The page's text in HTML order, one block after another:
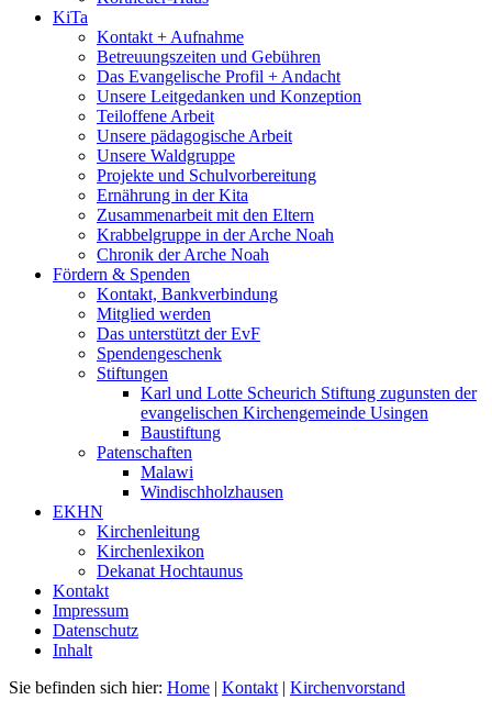
KiTa
Kontakt + Aufnahme
Betreuungszeiten und Gebühren
Das Evangelische Profil + Andacht
Unsere Leitgedanken und Konzeption
Teiloffene Arbeit
Unsere pädagogische Arbeit
Unsere Waldgruppe
Projekte und Schulvorbereitung
Ernährung in der Kita
Zusammenarbeit mit den Eltern
Krabbelgruppe in der Arche Noah
Chronik der Arche Noah
Fördern & Spenden
Kontakt, Bankverbindung
Mitglied werden
Das unterstützt der EvF
Spendengeschenk
Stiftungen
Karl und Lotte Scheurich Stiftung zugunsten der
evangelischen Kirchengemeinde Usingen
Baustiftung
Patenschaften
Malawi
Windischholzhausen
EKHN
Kirchenleitung
Kirchenlexikon
Dekanat Hochtaunus
Kontakt
Impressum
Datenschutz
Inhalt
Sie befinden sich hier: Home | Kontakt | Kirchenvorstand